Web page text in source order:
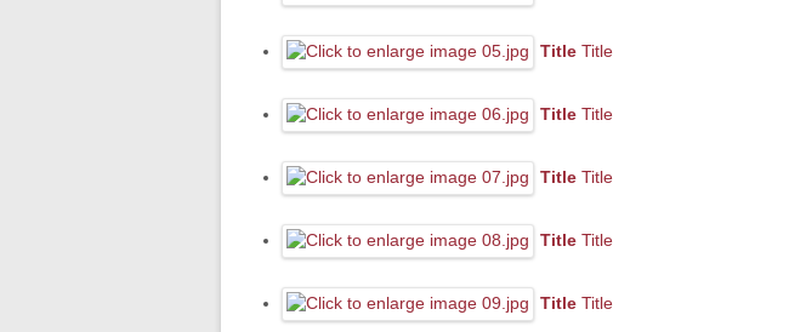
Title Title
Title Title
Title Title
Title Title
Title Title